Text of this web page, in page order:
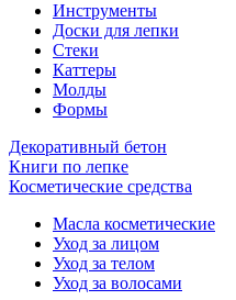
Инструменты
Доски для лепки
Стеки
Каттеры
Молды
Формы
Декоративный бетон
Книги по лепке
Косметические средства
Масла косметические
Уход за лицом
Уход за телом
Уход за волосами